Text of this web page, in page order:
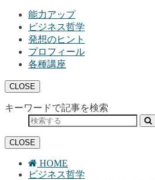
能力アップ
ビジネス哲学
発想のヒント
プロフィール
各種講座
CLOSE
キーワードで記事を検索
CLOSE
HOME
ビジネス哲学